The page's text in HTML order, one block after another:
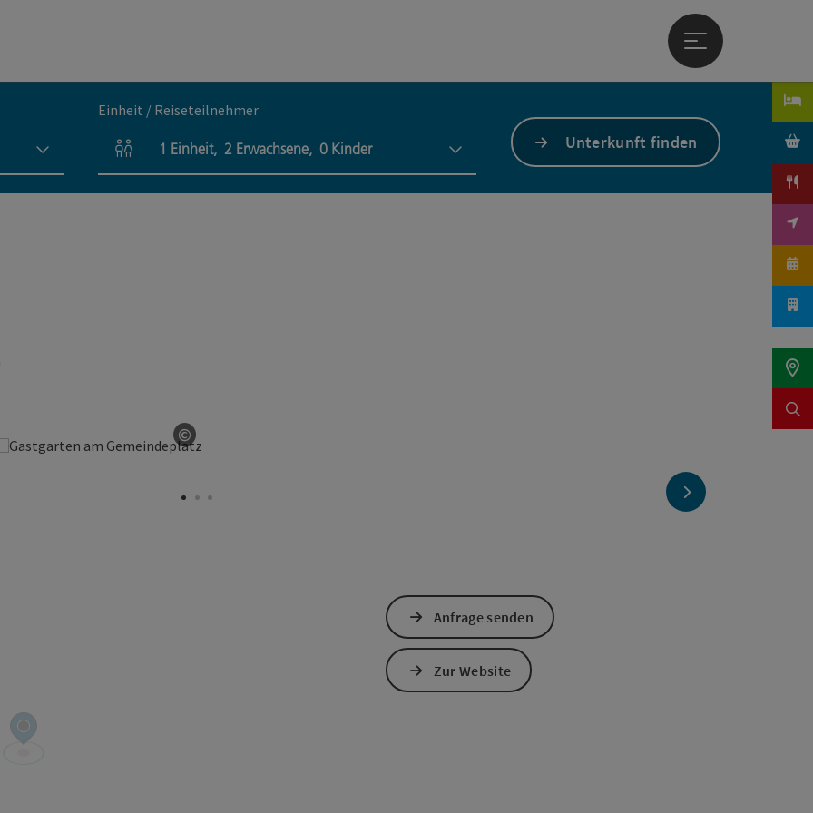
Hauptmenü öffnen
Einheit / Reiseteilnehmer
Einheitenanzahl und Personenfelder
1 Einheit, 2 Erwachsene, 0 Kinder Unterkunft finden
öffnen
©
Copyright öffnen
nächstes Element
Anfrage senden
Zur Website